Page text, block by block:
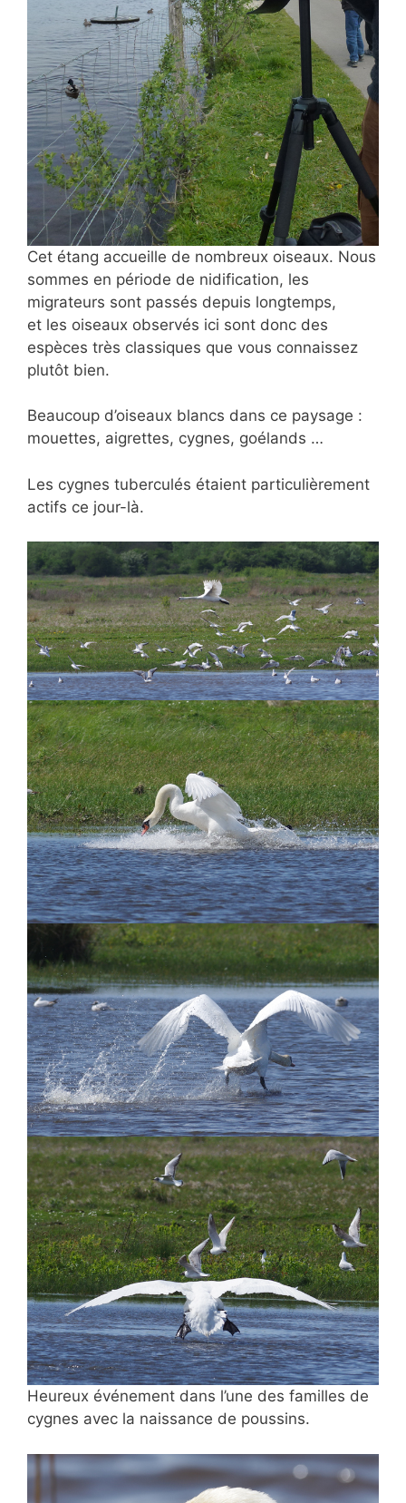
Cet étang accueille de nombreux oiseaux. Nous
sommes en période de nidification, les
migrateurs sont passés depuis longtemps,
et les oiseaux observés ici sont donc des
espèces très classiques que vous connaissez
plutôt bien.
Beaucoup d’oiseaux blancs dans ce paysage :
mouettes, aigrettes, cygnes, goélands …
Les cygnes tuberculés étaient particulièrement
actifs ce jour-là.
Heureux événement dans l’une des familles de
cygnes avec la naissance de poussins.